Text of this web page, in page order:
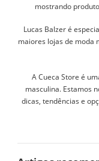
mostrando
Lucas Balzer é
maiores lojas de moda
A Cueca Store é
masculina. Estamos
dicas, tendências e